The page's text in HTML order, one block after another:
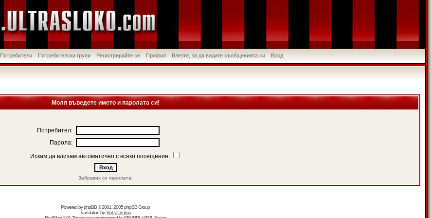
Потребители Потребителски групи Регистрирайте се Профил Влезте, за да видите съобщенията си Вход
Моля въведете името и паролата си!
Потребител:
Парола:
Искам да влизам автоматично с всяко посещение:
Забравих си паролата!
Powered byphpBB© 2001, 2005 phpBB Group
Translation by:Boby Dimitrov